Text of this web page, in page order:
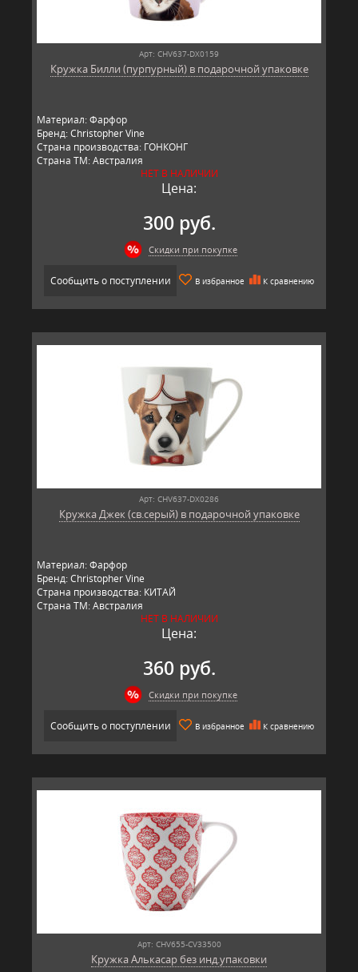
Арт: CHV637-DX0159
Кружка Билли (пурпурный) в подарочной упаковке
Материал: Фарфор
Бренд: Christopher Vine
Страна производства: ГОНКОНГ
Страна ТМ: Австралия
НЕТ В НАЛИЧИИ
Цена:
300 руб.
Скидки при покупке
Сообщить о поступлении В избранное К сравнению
Арт: CHV637-DX0286
Кружка Джек (св.серый) в подарочной упаковке
Материал: Фарфор
Бренд: Christopher Vine
Страна производства: КИТАЙ
Страна ТМ: Австралия
НЕТ В НАЛИЧИИ
Цена:
360 руб.
Скидки при покупке
Сообщить о поступлении В избранное К сравнению
Арт: CHV655-CV33500
Кружка Алькасар без инд.упаковки